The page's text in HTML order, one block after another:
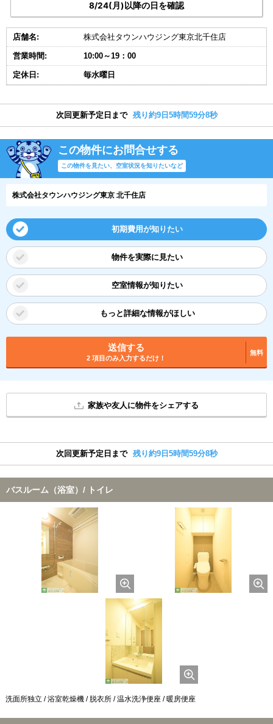
8/24(月)以降の日を確認
店舗名: 株式会社タウンハウジング東京北千住店
営業時間: 10:00～19：00
定休日: 毎水曜日
次回更新予定日まで 残り約9日5時間59分7秒
この物件にお問合せする
この物件を見たい、空室状況を知りたいなど
株式会社タウンハウジング東京 北千住店
初期費用が知りたい
物件を実際に見たい
空室情報が知りたい
もっと詳細な情報がほしい
送信する
2 項目のみ入力するだけ！
無料
家族や友人に物件をシェアする
次回更新予定日まで 残り約9日5時間59分7秒
バスルーム（浴室）/ トイレ
洗面所独立 / 浴室乾燥機 / 脱衣所 / 温水洗浄便座 / 暖房便座